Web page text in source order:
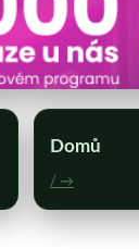
Domů
/ →